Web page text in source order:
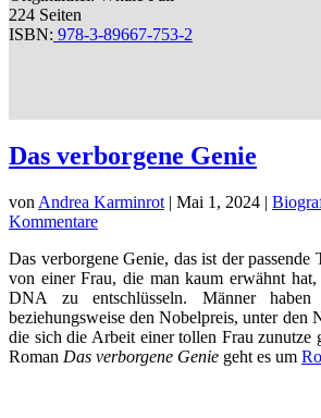
224 Seiten
ISBN: 978-3-89667-753-2
Das verborgene Genie
von Andrea Karminrot | Mai 1, 2024 |
Kommentare
Das verborgene Genie, das ist der
von einer Frau, die man kaum erwähnt
DNA zu entschlüsseln. Männer
beziehungsweise den Nobelpreis, unter den
die sich die Arbeit einer tollen Frau zunutze
Roman Das verborgene Genie geht es um